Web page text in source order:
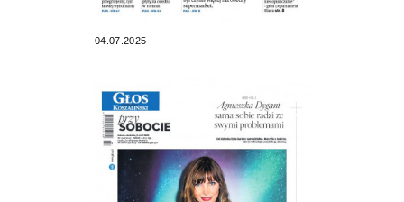
04.07.2025